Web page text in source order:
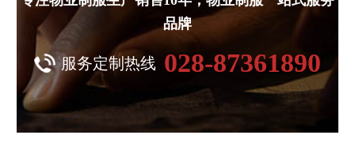
品牌
服务定制热线 028-87361890